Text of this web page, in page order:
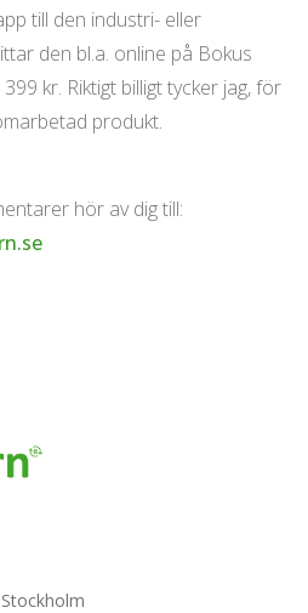
till den industri- eller
den bl.a. online på Bokus
kr. Riktigt billigt tycker jag, för
produkt.
hör av dig till: